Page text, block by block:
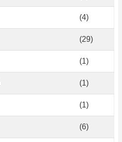
(4)
(29)
(1)
(1)
(1)
(6)